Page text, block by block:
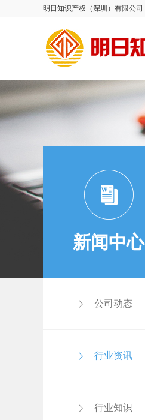
明日知识产权（深圳）有限公司
新闻中心
公司动态
行业资讯
行业知识